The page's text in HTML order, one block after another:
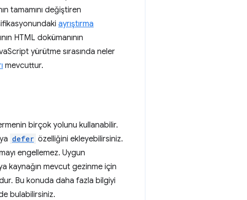
tamamını değiştiren
ayrıştırma
HTML dokümanının
yürütme sırasında neler
mevcuttur.
birçok yolunu kullanabilir.
defer özelliğini ekleyebilirsiniz.
engellemez. Uygun
kaynağın mevcut gezinme için
Bu konuda daha fazla bilgiyi
bulabilirsiniz.